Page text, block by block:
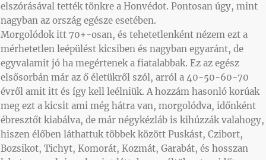
elszórásával tették tönkre a Honvédot. Pontosan úgy, mint
nagyban az ország egésze esetében.
Morgolódok itt 70+-osan, és tehetetlenként nézem ezt a
mérhetetlen leépülést kicsiben és nagyban egyaránt, de
egyvalamit jó ha megértenek a fiatalabbak. Ez az egész
elsősorbán már az ő életükről szól, arról a 40-50-60-70
évről amit itt és így kell leélniük. A hozzám hasonló korúak
meg ezt a kicsit ami még hátra van, morgolódva, időnként
ébresztőt kiabálva, de már négykézláb is kihúzzák valahogy,
hiszen élőben láthattuk többek között Puskást, Czibort,
Bozsikot, Tichyt, Komorát, Kozmát, Garabát, és hosszan